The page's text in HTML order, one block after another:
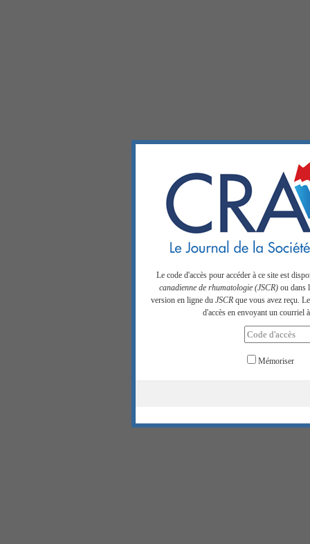
Le code d'accès pour accéder à ce site est
canadienne de rhumatologie (JSCR)ou dans
version en ligne du JSCRque vous avez reçu.
d'accès en envoyant un courriel
Mémoriser